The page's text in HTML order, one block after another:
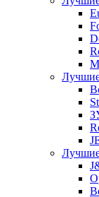
Лучшие
Лучшие